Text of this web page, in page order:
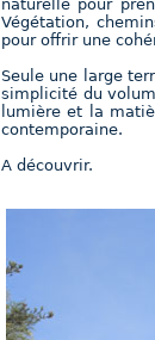
naturelle pour
Végétation,
pour offrir une
Seule une large
simplicité du
lumière et la
contemporaine.
A découvrir.